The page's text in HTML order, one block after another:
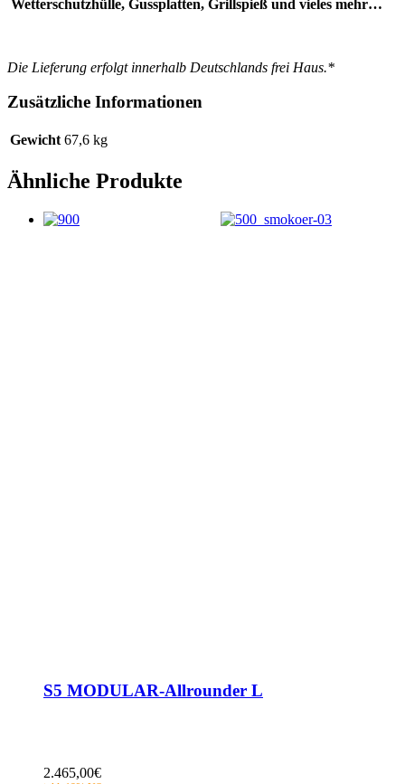
Wetterschutzhülle, Gussplatten, Grillspieß und vieles mehr…
Die Lieferung erfolgt innerhalb Deutschlands frei Haus.*
Zusätzliche Informationen
Gewicht 67,6 kg
Ähnliche Produkte
S5 MODULAR-Allrounder L
2.465,00€